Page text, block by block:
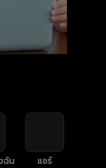
ฉัน แชร์